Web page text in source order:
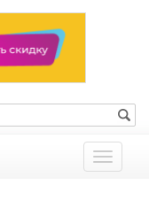
Показать
меню